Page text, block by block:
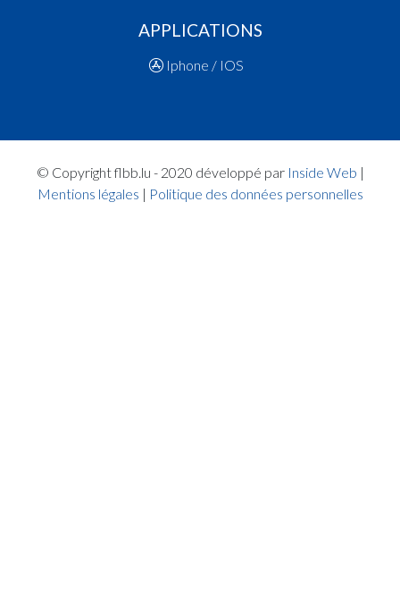
APPLICATIONS
Iphone / IOS
© Copyright flbb.lu - 2020 développé par Inside Web |
Mentions légales | Politique des données personnelles